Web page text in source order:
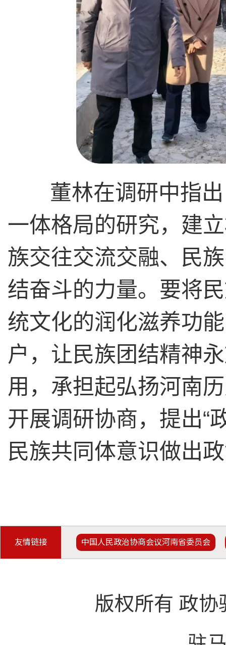
董林在调研中指出
一体格局的研究，建
族交往交流交融、民
结奋斗的力量。要将
统文化的润化滋养功
户，让民族团结精神
用，承担起弘扬河南
开展调研协商，提出“
民族共同体意识做出
友情链接 中国人民政治协商会议河南省委员会
版权所有 政协